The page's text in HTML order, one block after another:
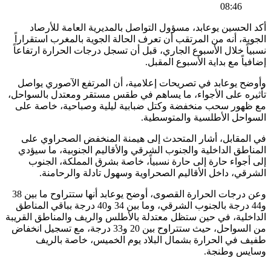
08:46
أكد الحسين يوعابد، مسؤول التواصل بالمديرية العامة للأرصاد
الجوية، أنه من المرتقب أن تعرف الحالة الجوية بالمغرب استقراراً
نسبياً خلال الأسبوع الجاري، قبل أن تسجل درجات الحرارة ارتفاعاً
إضافياً مع بداية الأسبوع المقبل.
وأوضح يوعابد في تصريحات إعلامية، أن المرتفع الآصوري يواصل
تأثيره على الأجواء، ما يساهم في طقس مستقر ومعتدل بالسواحل،
مع ظهور سحب منخفضة وكتل ضبابية ليلية وصباحية، خاصة على
السواحل الأطلسية والمتوسطية.
في المقابل، أشار المتحدث إلى هيمنة المنخفض الصحراوي على
المناطق الداخلية والجنوب الشرقي والأقاليم الجنوبية، ما سيؤدي
إلى أجواء حارة إلى حارة نسبياً، خاصة بشرق المملكة، الجنوب
الشرقي، داخل الأقاليم الصحراوية وسهول تادلة والرحامنة.
وعن درجات الحرارة القصوى، أوضح يوعابد أنها ستتراوح ما بين 38
و44 درجة بالجنوب الشرقي، وما بين 34 و40 درجة بباقي المناطق
الداخلية، في حين ستظل معتدلة بالأطلس والريف والمناطق القريبة
من السواحل، حيث ستتراوح بين 20 و33 درجة، مع تسجيل انخفاض
طفيف في الحرارة بشمال البلاد يوم الخميس، خاصة بالريف
وسايس وطنجة.